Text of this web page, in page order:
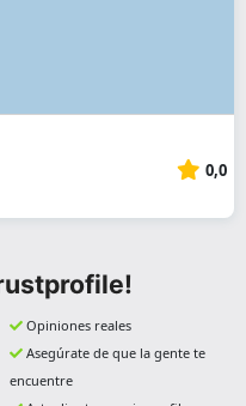
0,0
Opiniones reales
Asegúrate de que la gente te
encuentre